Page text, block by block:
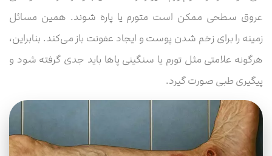
عروق سطحی ممکن است متورم یا پاره شوند. همین مسائل
زمینه را برای زخم شدن پوست و ایجاد عفونت باز می‌کند. بنابراین،
هرگونه علامتی مثل تورم یا سنگینی پاها باید جدی گرفته شود و
پیگیری طبی صورت گیرد.